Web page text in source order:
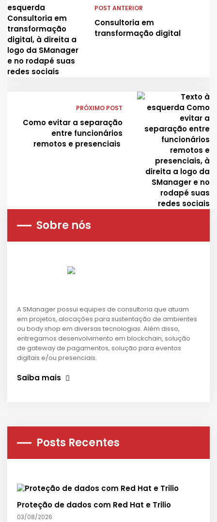
POST ANTERIOR
Consultoria em
transformação digital
PRÓXIMO POST
Como evitar a separação
entre funcionários
remotos e presenciais
Sobre nós
A SManager possui equipes de consultoria que atuam
em projetos, alocações para sustentação de ambientes
ou body shop em diversas tecnologias. Além disso,
entregamos desenvolvimento em blockchain, solução
de gateway de pagamentos, solução para eventos
digitais e/ou presenciais.
Saiba mais
Posts Recentes
Proteção de dados com Red Hat e Trilio
03/08/2026